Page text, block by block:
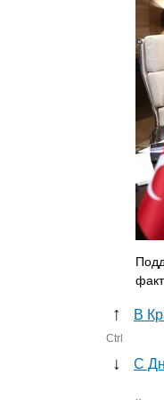
↑ В
Ctrl
↓ С